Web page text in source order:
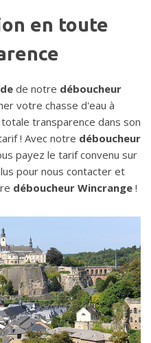
en toute
de notre déboucheur
votre chasse d'eau à
transparence dans son
! Avec notre déboucheur
payez le tarif convenu sur
pour nous contacter et
déboucheur Wincrange!